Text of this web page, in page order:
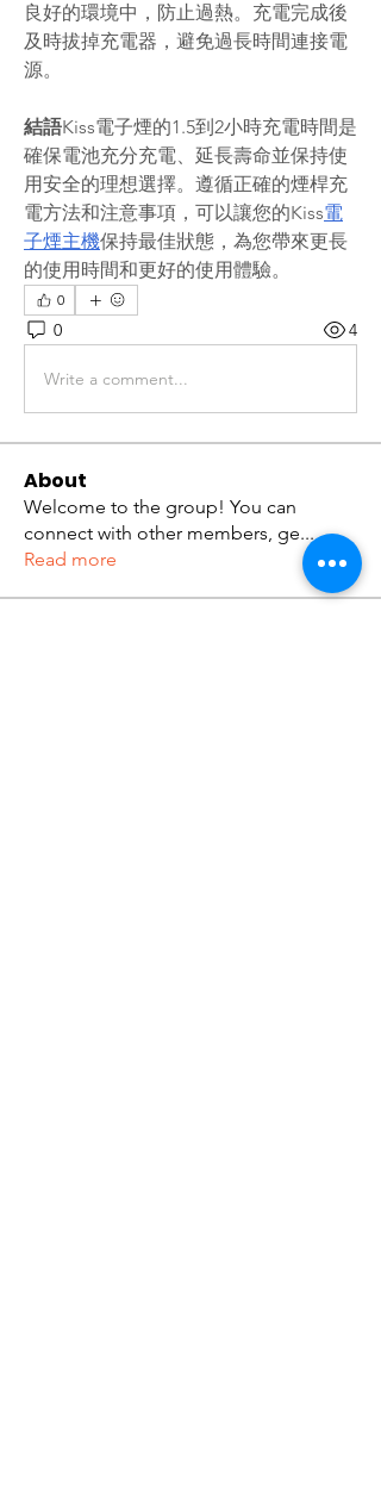
良好的環境中，防止過熱。充電完成後
及時拔掉充電器，避免過長時間連接電
源。
結語Kiss電子煙的1.5到2小時充電時間是
確保電池充分充電、延長壽命並保持使
用安全的理想選擇。遵循正確的煙桿充
電方法和注意事項，可以讓您的Kiss電
子煙主機保持最佳狀態，為您帶來更長
的使用時間和更好的使用體驗。
0
0 4
Write a comment...
About
Welcome to the group! You can
connect with other members, ge...
Read more